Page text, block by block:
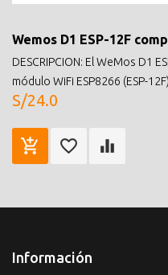
Wemos D1 ESP-12F
DESCRIPCION: El WeMos D1
módulo WiFi ESP8266 (ESP-
S/24.0
Información